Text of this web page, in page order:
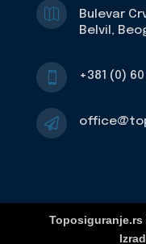

Bulevar
Belvil,
 +381 (0)

Toposiguranje.rs